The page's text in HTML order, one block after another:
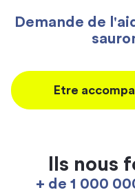
Demande de
Etre
Ils nous
+ de 1 000